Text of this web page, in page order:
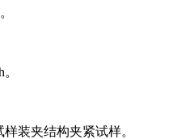
装夹结构夹紧试样。